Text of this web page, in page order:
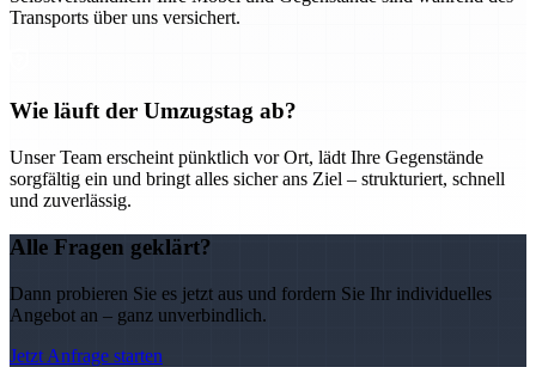
Transports über uns versichert.
Wie läuft der Umzugstag ab?
Unser Team erscheint pünktlich vor Ort, lädt Ihre Gegenstände
sorgfältig ein und bringt alles sicher ans Ziel – strukturiert, schnell
und zuverlässig.
Alle Fragen geklärt?
Dann probieren Sie es jetzt aus und fordern Sie Ihr individuelles
Angebot an – ganz unverbindlich.
Jetzt Anfrage starten